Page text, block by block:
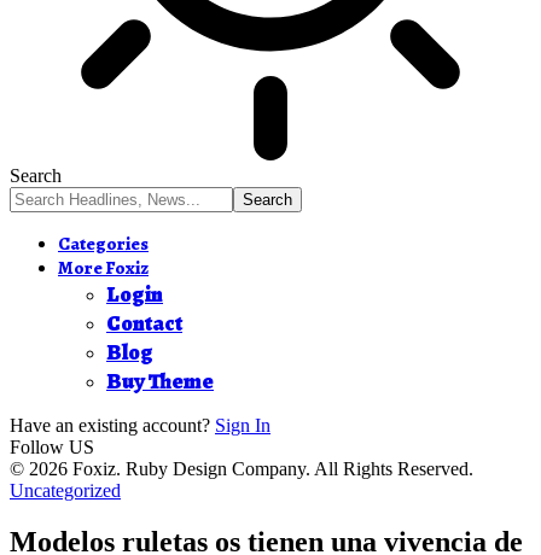
Search
Categories
More Foxiz
Login
Contact
Blog
Buy Theme
Have an existing account? Sign In
Follow US
© 2026 Foxiz. Ruby Design Company. All Rights Reserved.
Uncategorized
Modelos ruletas os tienen una vivencia de